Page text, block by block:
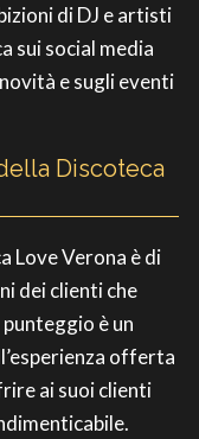
di DJ e artisti
sui social media
e sugli eventi
Discoteca
Love Verona è di
dei clienti che
è un
offerta
ai suoi clienti